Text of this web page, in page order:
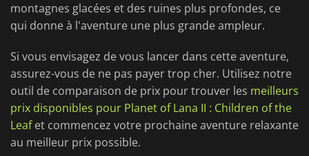
montagnes glacées et des ruines plus profondes, ce
qui donne à l'aventure une plus grande ampleur.
Si vous envisagez de vous lancer dans cette aventure,
assurez-vous de ne pas payer trop cher. Utilisez notre
outil de comparaison de prix pour trouver les meilleurs
prix disponibles pour Planet of Lana II : Children of the
Leafet commencez votre prochaine aventure relaxante
au meilleur prix possible.